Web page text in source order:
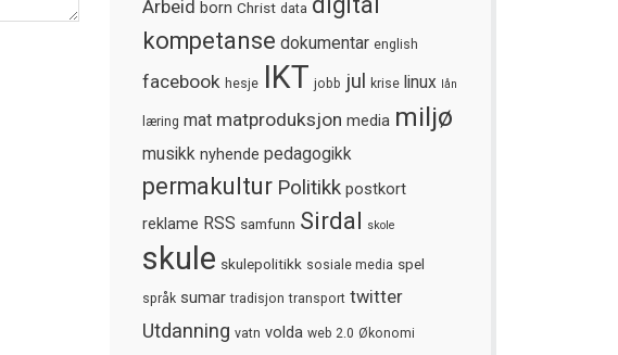
Arbeid born Christ data
kompetanse dokumentar english
facebook hesje IKT jobb jul krise linux lån
læring mat matproduksjon media miljø
musikk nyhende pedagogikk
permakultur Politikk postkort
reklame RSS samfunn Sirdal skole
skule skulepolitikk sosiale media spel
språk sumar tradisjon transport twitter
Utdanning vatn volda web 2.0 Økonomi